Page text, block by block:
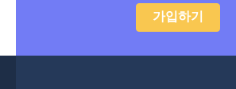
가입하기